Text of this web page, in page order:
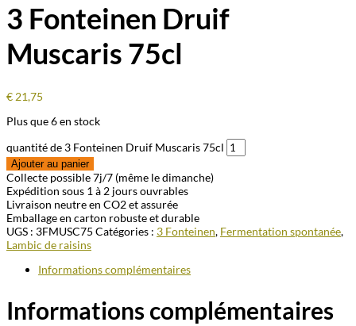
3 Fonteinen Druif
Muscaris 75cl
€ 21,75
Plus que 6 en stock
quantité de 3 Fonteinen Druif Muscaris 75cl
Ajouter au panier
Collecte possible 7j/7 (même le dimanche)
Expédition sous 1 à 2 jours ouvrables
Livraison neutre en CO2 et assurée
Emballage en carton robuste et durable
UGS : 3FMUSC75 Catégories : 3 Fonteinen, Fermentation spontanée,
Lambic de raisins
Informations complémentaires
Informations complémentaires